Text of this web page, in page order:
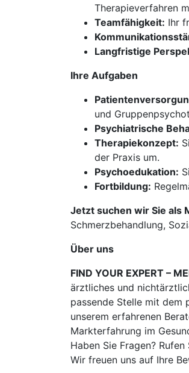
Therapieverfahren
Teamfähigkeit: Ihr
Langfristige
Ihre Aufgaben
und
Psychiatrische
Therapiekonzept:
der Praxis um.
Psychoedukation:
Fortbildung:
Jetzt suchen wir Sie als
Schmerzbehandlung,
Über uns
FIND YOUR EXPERT –
ärztliches und
passende Stelle mit dem
unserem erfahrenen
Markterfahrung im
Haben Sie Fragen?
Wir freuen uns auf Ihre